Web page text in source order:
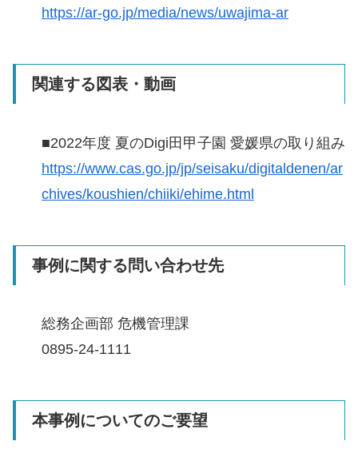
https://ar-go.jp/media/news/uwajima-ar
関連する図表・動画
■2022年度 夏のDigi田甲子園 愛媛県の取り組み
https://www.cas.go.jp/jp/seisaku/digitaldenen/ar
chives/koushien/chiiki/ehime.html
事例に関する問い合わせ先
総務企画部 危機管理課
0895-24-1111
本事例についてのご要望